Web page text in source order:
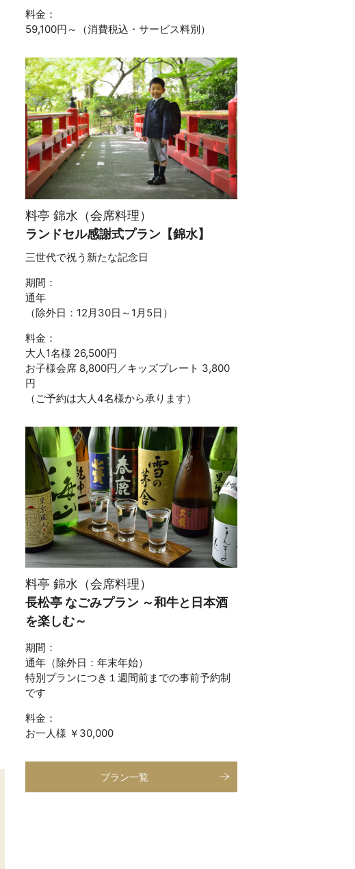
料金：
59,100円～（消費税込・サービス料別）
料亭 錦水（会席料理）
ランドセル感謝式プラン【錦水】
三世代で祝う新たな記念日
期間：
通年
（除外日：12月30日～1月5日）
料金：
大人1名様 26,500円
お子様会席 8,800円／キッズプレート 3,800
円
（ご予約は大人4名様から承ります）
料亭 錦水（会席料理）
長松亭 なごみプラン ～和牛と日本酒
を楽しむ～
期間：
通年（除外日：年末年始）
特別プランにつき１週間前までの事前予約制
です
料金：
お一人様 ￥30,000
プラン一覧